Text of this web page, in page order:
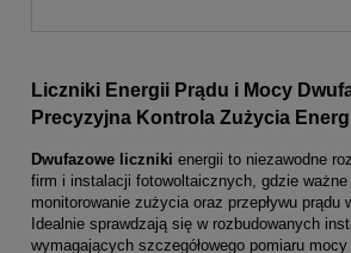
Liczniki Energii Prądu i Mocy
Precyzyjna Kontrola Zużycia
Dwufazowe liczniki energii to niezawodne
firm i instalacji fotowoltaicznych, gdzie ważne
monitorowanie zużycia oraz przepływu prądu
Idealnie sprawdzają się w rozbudowanych
wymagających szczegółowego pomiaru mocy